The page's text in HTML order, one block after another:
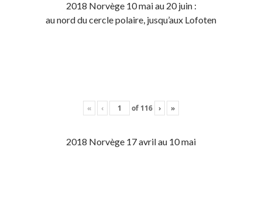
2018 Norvège 10 mai au 20 juin :
au nord du cercle polaire, jusqu’aux Lofoten
« ‹ of 116 › »
2018 Norvège 17 avril au 10 mai